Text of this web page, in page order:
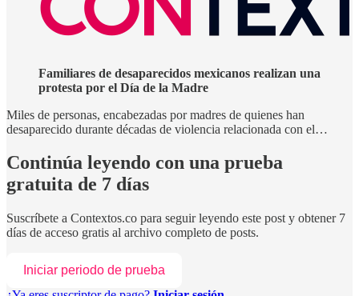
Familiares de desaparecidos mexicanos realizan una
protesta por el Día de la Madre
Miles de personas, encabezadas por madres de quienes han
desaparecido durante décadas de violencia relacionada con el…
Continúa leyendo con una prueba
gratuita de 7 días
Suscríbete a Contextos.co para seguir leyendo este post y obtener 7
días de acceso gratis al archivo completo de posts.
Iniciar periodo de prueba